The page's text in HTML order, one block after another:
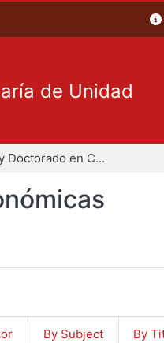
de Unidad
Maestría y Doctorado en Ciencias Económicas
By Subject By